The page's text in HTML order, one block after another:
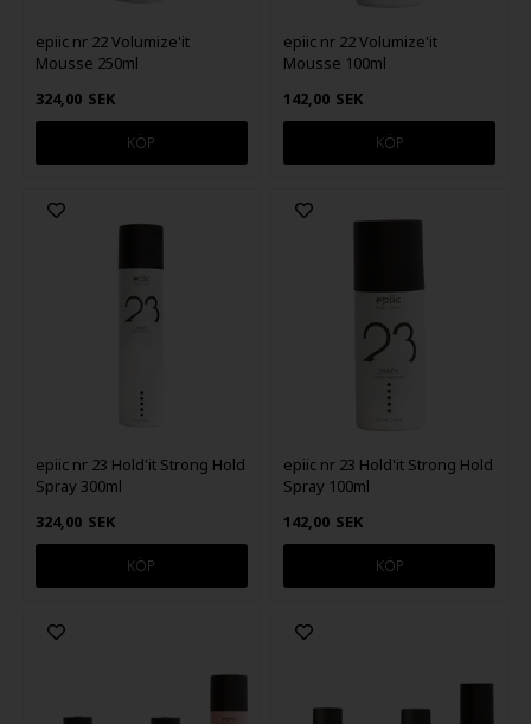
epiic nr 22 Volumize'it
Mousse 250ml
324,00 SEK
epiic nr 22 Volumize'it
Mousse 100ml
142,00 SEK
epiic nr 23 Hold'it Strong Hold
Spray 300ml
324,00 SEK
epiic nr 23 Hold'it Strong Hold
Spray 100ml
142,00 SEK